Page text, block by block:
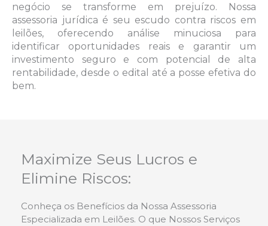
negócio se transforme em prejuízo. Nossa
assessoria jurídica é seu escudo contra riscos em
leilões, oferecendo análise minuciosa para
identificar oportunidades reais e garantir um
investimento seguro e com potencial de alta
rentabilidade, desde o edital até a posse efetiva do
bem.
Maximize Seus Lucros e
Elimine Riscos:
Conheça os Benefícios da Nossa Assessoria
Especializada em Leilões. O que Nossos Serviços